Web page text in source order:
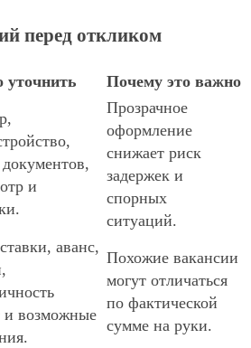
перед откликом
уточнить Почему это важно
и
Прозрачное
оформление
снижает риск
задержек и
спорных
ситуаций.
аванс,
и возможные
Похожие вакансии
могут отличаться
по фактической
сумме на руки.